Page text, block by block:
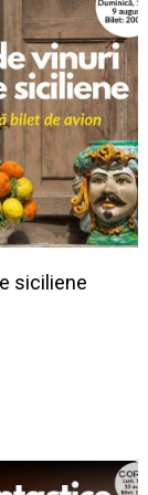
siciliene